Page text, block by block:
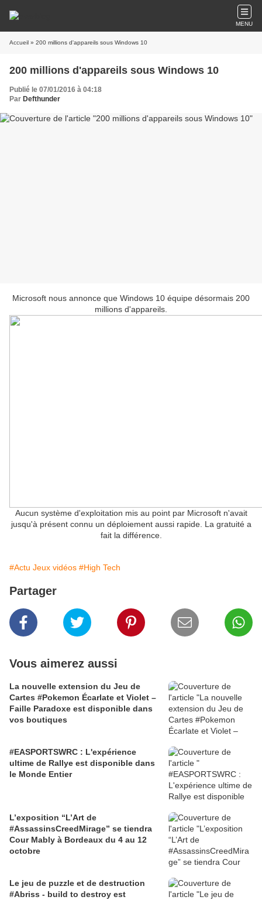
MENU
Accueil » 200 millions d'appareils sous Windows 10
200 millions d'appareils sous Windows 10
Publié le 07/01/2016 à 04:18
Par Defthunder
Microsoft nous annonce que Windows 10 équipe désormais 200
millions d'appareils.
Aucun système d'exploitation mis au point par Microsoft n'avait
jusqu'à présent connu un déploiement aussi rapide. La gratuité a
fait la différence.
#Actu Jeux vidéos #High Tech
Partager
Vous aimerez aussi
La nouvelle extension du Jeu de
Cartes #Pokemon Écarlate et Violet –
Faille Paradoxe est disponible dans
vos boutiques
#EASPORTSWRC : L'expérience
ultime de Rallye est disponible dans
le Monde Entier
L’exposition “L’Art de
#AssassinsCreedMirage” se tiendra
Cour Mably à Bordeaux du 4 au 12
octobre
Le jeu de puzzle et de destruction
#Abriss - build to destroy est